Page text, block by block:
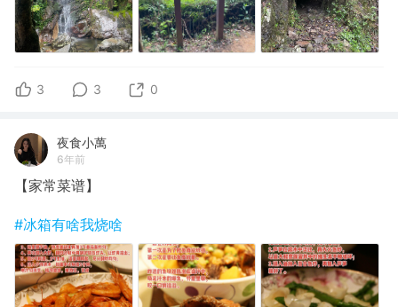
3 3 0
夜食小萬
6年前
【家常菜谱】
#冰箱有啥我烧啥